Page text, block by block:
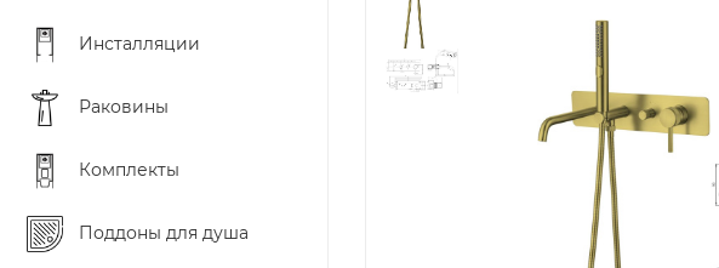
Инсталляции
Раковины
Комплекты
Поддоны для душа